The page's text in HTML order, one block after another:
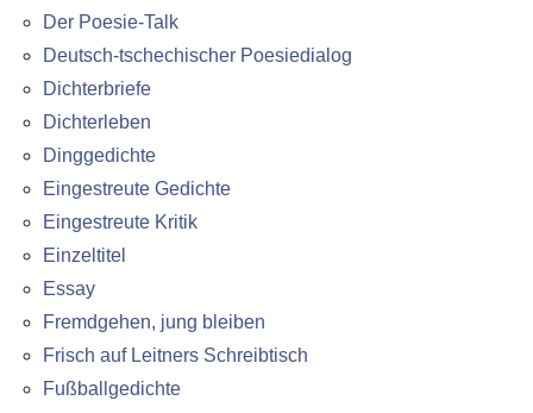
Der Poesie-Talk
Deutsch-tschechischer Poesiedialog
Dichterbriefe
Dichterleben
Dinggedichte
Eingestreute Gedichte
Eingestreute Kritik
Einzeltitel
Essay
Fremdgehen, jung bleiben
Frisch auf Leitners Schreibtisch
Fußballgedichte